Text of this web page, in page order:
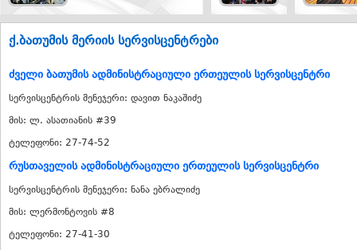
ქ.ბათუმის მერიის სერვისცენტრები
ძველი ბათუმის ადმინისტრაციული ერთეულის სერვისცენტრი
სერვისცენტრის მენეჯერი: დავით ნაკაშიძე
მის: ლ. ასათიანის #39
ტელეფონი: 27-74-52
რუსთაველის ადმინისტრაციული ერთეულის სერვისცენტრი
სერვისცენტრის მენეჯერი: ნანა ებრალიძე
მის: ლერმონტოვის #8
ტელეფონი: 27-41-30